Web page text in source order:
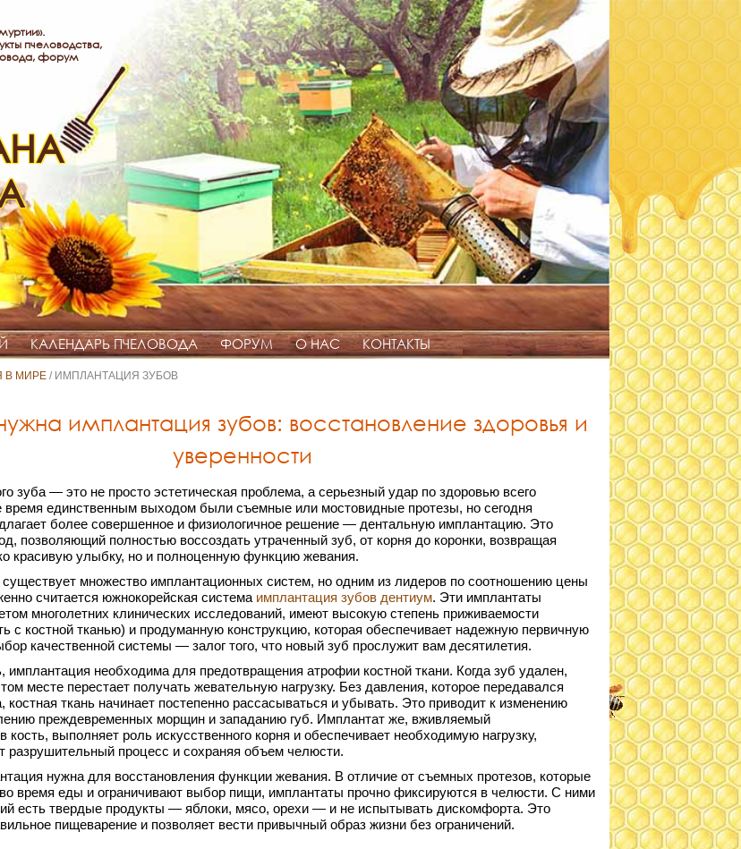
пчеловодства,
форум
КАЛЕНДАРЬ ПЧЕЛОВОДА ФОРУМ О НАС КОНТАКТЫ
В МИРЕ / ИМПЛАНТАЦИЯ ЗУБОВ
имплантация зубов: восстановление здоровья и
уверенности
зуба — это не просто эстетическая проблема, а серьезный удар по здоровью всего
время единственным выходом были съемные или мостовидные протезы, но сегодня
более совершенное и физиологичное решение — дентальную имплантацию. Это
позволяющий полностью воссоздать утраченный зуб, от корня до коронки, возвращая
красивую улыбку, но и полноценную функцию жевания.
множество имплантационных систем, но одним из лидеров по соотношению цены
считается южнокорейская система имплантация зубов дентиум. Эти имплантаты
многолетних клинических исследований, имеют высокую степень приживаемости
с костной тканью) и продуманную конструкцию, которая обеспечивает надежную первичную
качественной системы — залог того, что новый зуб прослужит вам десятилетия.
имплантация необходима для предотвращения атрофии костной ткани. Когда зуб удален,
месте перестает получать жевательную нагрузку. Без давления, которое передавался
костная ткань начинает постепенно рассасываться и убывать. Это приводит к изменению
преждевременных морщин и западанию губ. Имплантат же, вживляемый
кость, выполняет роль искусственного корня и обеспечивает необходимую нагрузку,
разрушительный процесс и сохраняя объем челюсти.
нужна для восстановления функции жевания. В отличие от съемных протезов, которые
время еды и ограничивают выбор пищи, имплантаты прочно фиксируются в челюсти. С ними
есть твердые продукты — яблоки, мясо, орехи — и не испытывать дискомфорта. Это
пищеварение и позволяет вести привычный образ жизни без ограничений.